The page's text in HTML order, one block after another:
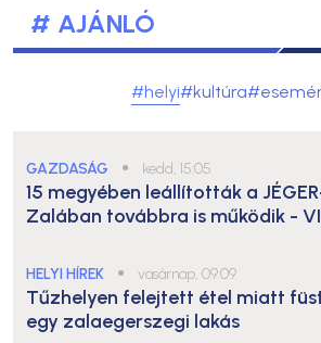
# AJÁNLÓ
#helyi#kultúra
GAZDASÁG ● kedd, 15:05
15 megyében leállították a
Zalában továbbra is működik -
HELYI HÍREK ● vasárnap, 09:09
Tűzhelyen felejtett étel miatt
egy zalaegerszegi lakás